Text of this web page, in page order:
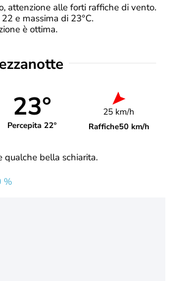
attenzione alle forti raffiche di vento.
e massima di 23°C.
è ottima.
23°
Percepita 22°
25 km/h
Raffiche50 km/h
qualche bella schiarita.
%